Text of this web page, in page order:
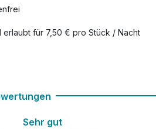
erlaubt für 7,50 € pro Stück / Nacht
Sehr gut